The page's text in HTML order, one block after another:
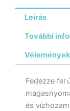
Leírás
További
Fedezze fel
és